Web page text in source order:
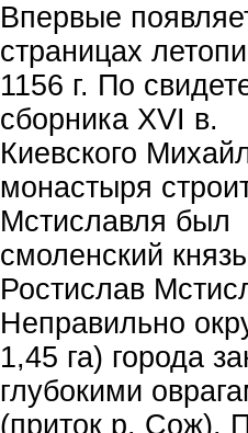
Впервые
страницах
1156 г. По
сборника XVI в.
Киевского
монастыря
Мстиславля был
смоленский князь
Ростислав
Неправильно
1,45 га) города
глубокими
(приток р. Сож).